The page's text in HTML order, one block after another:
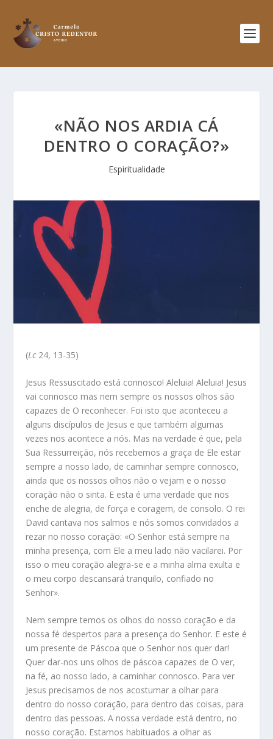
«NÃO NOS ARDIA CÁ
DENTRO O CORAÇÃO?»
Espiritualidade
(Lc24, 13-35)
Jesus Ressuscitado está connosco! Aleluia! Aleluia! Jesus
vai connosco mas nem sempre os nossos olhos são
capazes de O reconhecer. Foi isto que aconteceu a
alguns discípulos de Jesus e que também algumas
vezes nos acontece a nós. Mas na verdade é que, pela
Sua Ressurreição, nós recebemos a graça de Ele estar
sempre a nosso lado, de caminhar sempre connosco,
ainda que os nossos olhos não o vejam e o nosso
coração não o sinta. E esta é uma verdade que nos
enche de alegria, de força e coragem, de consolo. O rei
David cantava nos salmos e nós somos convidados a
rezar no nosso coração: «O Senhor está sempre na
minha presença, com Ele a meu lado não vacilarei. Por
isso o meu coração alegra-se e a minha alma exulta e
o meu corpo descansará tranquilo, confiado no
Senhor».
Nem sempre temos os olhos do nosso coração e da
nossa fé despertos para a presença do Senhor. E este é
um presente de Páscoa que o Senhor nos quer dar!
Quer dar-nos uns olhos de páscoa capazes de O ver,
na fé, ao nosso lado, a caminhar connosco. Para ver
Jesus precisamos de nos acostumar a olhar para
dentro do nosso coração, para dentro das coisas, para
dentro das pessoas. A nossa verdade está dentro, no
nosso coração. Estamos habituados a olhar as